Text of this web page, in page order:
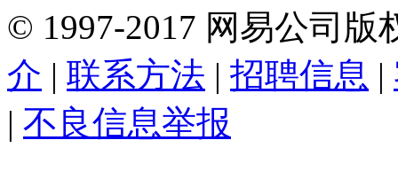
© 1997-2017 网易公司版
介 | 联系方法 | 招聘信息 |
| 不良信息举报